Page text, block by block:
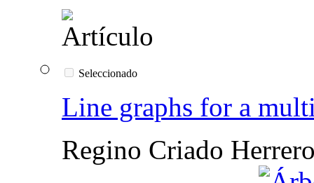
Seleccionado
Line graphs for a
Regino Criado